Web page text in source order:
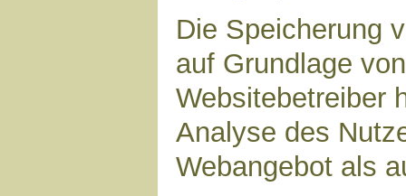
Die Speicherung
auf Grundlage
Websitebetreiber
Analyse des
Webangebot als